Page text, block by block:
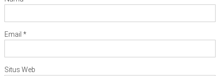
Email *
Situs Web